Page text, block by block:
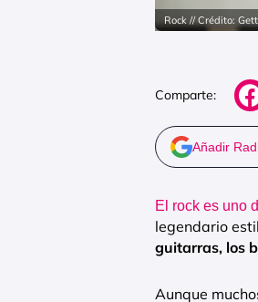
Rock // Crédito:
Comparte:
Añadir
El rock es uno
legendario
guitarras, los
Aunque